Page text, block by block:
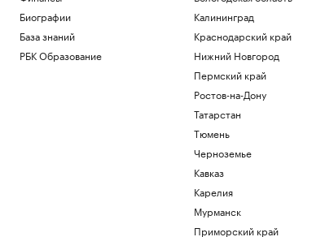
Биографии
База знаний
РБК Образование
Калининград
Краснодарский край
Нижний Новгород
Пермский край
Ростов-на-Дону
Татарстан
Тюмень
Черноземье
Кавказ
Карелия
Мурманск
Приморский край